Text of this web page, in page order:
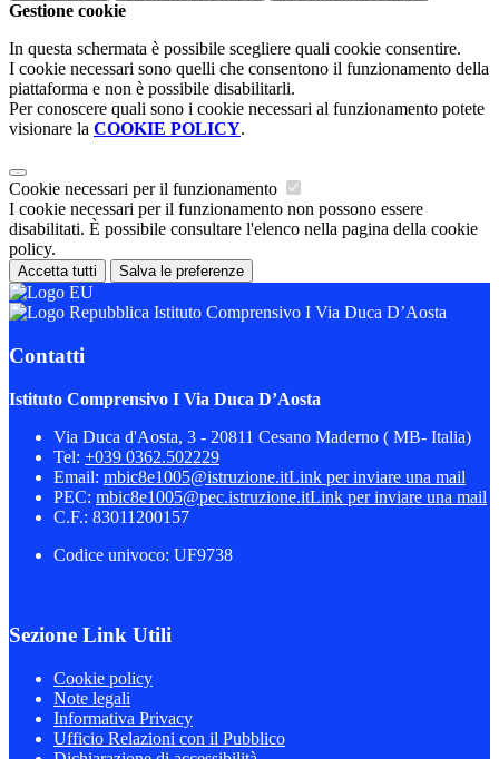
Gestione cookie
In questa schermata è possibile scegliere quali cookie consentire.
I cookie necessari sono quelli che consentono il funzionamento della
piattaforma e non è possibile disabilitarli.
Per conoscere quali sono i cookie necessari al funzionamento potete
visionare la COOKIE POLICY.
Cookie necessari per il funzionamento
I cookie necessari per il funzionamento non possono essere
disabilitati. È possibile consultare l'elenco nella pagina della cookie
policy.
Accetta tutti Salva le preferenze
Istituto Comprensivo I Via Duca D’Aosta
Contatti
Istituto Comprensivo I Via Duca D’Aosta
Via Duca d'Aosta, 3 - 20811 Cesano Maderno ( MB- Italia)
Tel: +039 0362.502229
Email: mbic8e1005@istruzione.itLink per inviare una mail
PEC: mbic8e1005@pec.istruzione.itLink per inviare una mail
C.F.: 83011200157
Codice univoco: UF9738
Sezione Link Utili
Cookie policy
Note legali
Informativa Privacy
Ufficio Relazioni con il Pubblico